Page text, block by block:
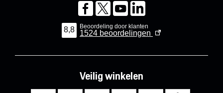
8,8 Beoordeling door klanten
1524 beoordelingen
Veilig winkelen